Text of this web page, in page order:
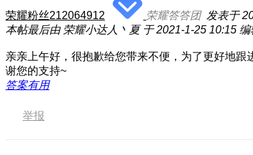
荣耀粉丝212064912 荣耀答答团 发表于
本帖最后由 荣耀小达人丶夏 于 2021-1-25 10:15 编
亲亲上午好，很抱歉给您带来不便，为了更好地
谢您的支持~
答案有用
举报